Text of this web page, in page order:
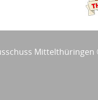
Mittelthüringen